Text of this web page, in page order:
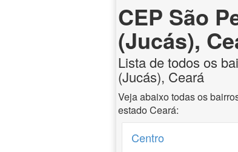
CEP São
(Jucás),
Lista de todos os
(Jucás), Ceará
Veja abaixo todas os
estado Ceará:
Centro